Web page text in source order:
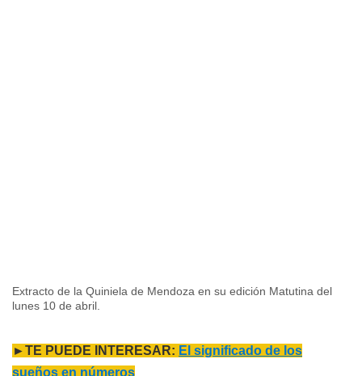
Extracto de la Quiniela de Mendoza en su edición Matutina del
lunes 10 de abril.
►TE PUEDE INTERESAR: El significado de los
sueños en números